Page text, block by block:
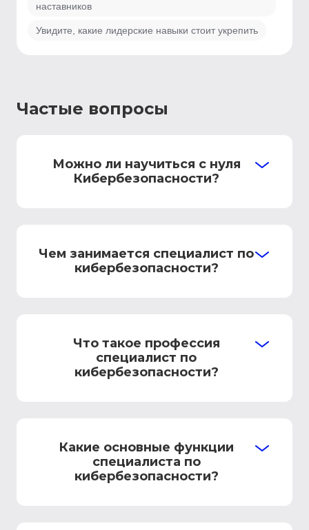
наставников
Увидите, какие лидерские навыки стоит укрепить
Частые вопросы
Можно ли научиться с нуля
Кибербезопасности?
Чем занимается специалист по
кибербезопасности?
Что такое профессия
специалист по
кибербезопасности?
Какие основные функции
специалиста по
кибербезопасности?